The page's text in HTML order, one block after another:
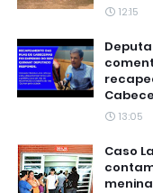
12:15
13:05
Caso
menina